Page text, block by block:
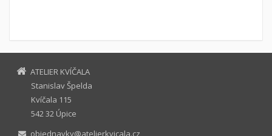
ATELIER KVÍČALA
Stanislav Špelda
Kvíčala 115
542 32 Úpice
objednavky@atelierkvicala.cz